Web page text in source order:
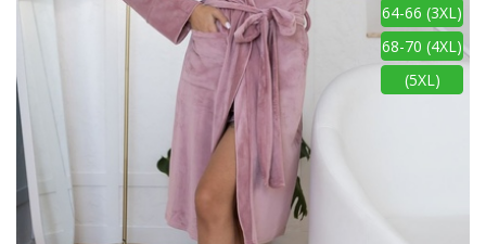
64-66 (3XL)
68-70 (4XL)
(5XL)